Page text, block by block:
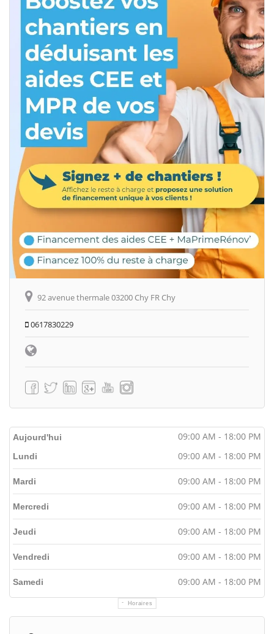
92 avenue thermale 03200 Chy FR Chy
0617830229
Aujourd'hui 09:00 AM - 18:00 PM
Horaires
Lundi 09:00 AM - 18:00 PM
Mardi 09:00 AM - 18:00 PM
Mercredi 09:00 AM - 18:00 PM
Jeudi 09:00 AM - 18:00 PM
Vendredi 09:00 AM - 18:00 PM
Samedi 09:00 AM - 18:00 PM